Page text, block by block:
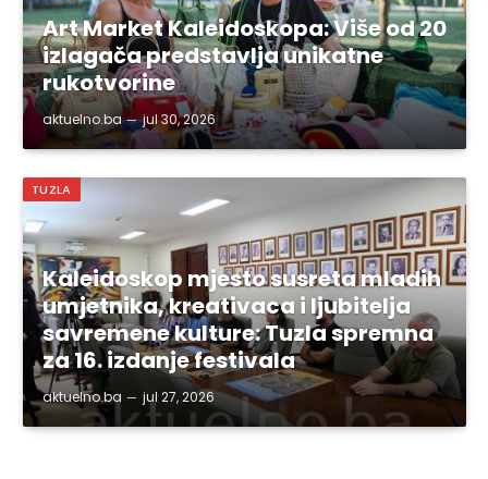
Art Market Kaleidoskopa: Više od 20
izlagača predstavlja unikatne
rukotvorine
aktuelno.ba jul 30, 2026
TUZLA
Kaleidoskop mjesto susreta mladih
umjetnika, kreativaca i ljubitelja
savremene kulture: Tuzla spremna
za 16. izdanje festivala
aktuelno.ba jul 27, 2026